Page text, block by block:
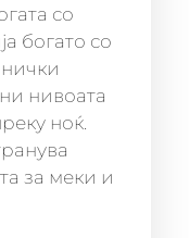
со
богато со
нивоата
ноќ.
за меки и